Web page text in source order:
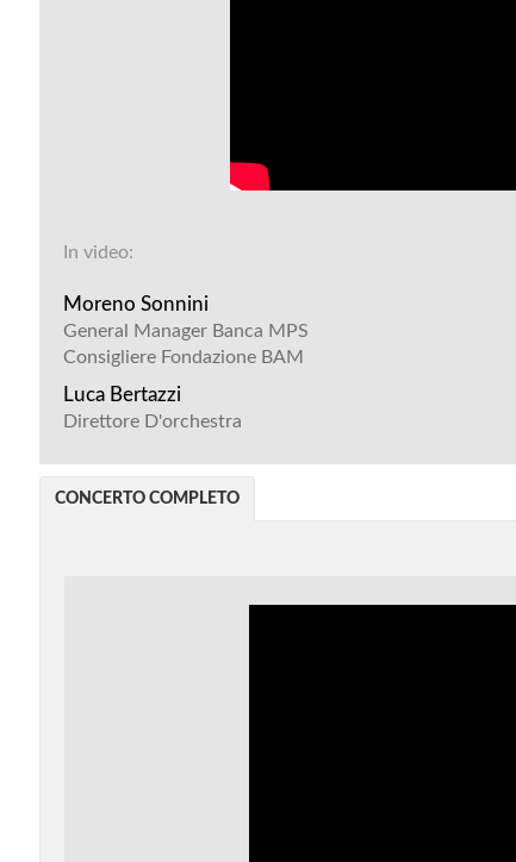
In video:
Moreno Sonnini
General Manager Banca MPS
Consigliere Fondazione BAM
Luca Bertazzi
Direttore D'orchestra
CONCERTO COMPLETO